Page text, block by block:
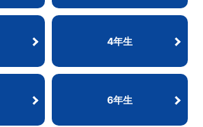
4年生
6年生